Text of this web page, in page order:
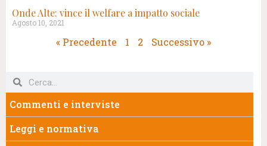
Onde Alte: vince il welfare a impatto sociale
Agosto 10, 2021
« Precedente 1 2 Successivo »
Commenti e interviste
Leggi e normativa